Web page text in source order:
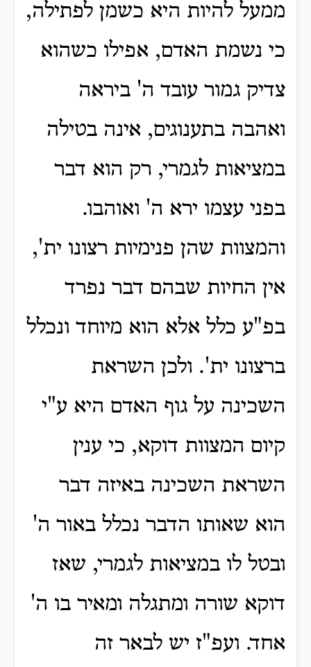
ממעל להיות היא כשמן לפתילה,
כי נשמת האדם, אפילו כשהוא
צדיק גמור עובד ה' ביראה
ואהבה בתענוגים, אינה בטילה
במציאות לגמרי, רק הוא דבר
בפני עצמו ירא ה' ואוהבו.
והמצוות שהן פנימיות רצונו ית',
אין החיות שבהם דבר נפרד
בפ"ע כלל אלא הוא מיוחד ונכלל
ברצונו ית'. ולכן השראת
השכינה על גוף האדם היא ע"י
קיום המצוות דוקא, כי ענין
השראת השכינה באיזה דבר
הוא שאותו הדבר נכלל באור ה'
ובטל לו במציאות לגמרי, שאז
דוקא שורה ומתגלה ומאיר בו ה'
אחד. ועפ"ז יש לבאר זה